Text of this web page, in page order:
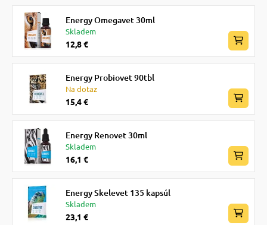
Energy Omegavet 30ml
Skladem
12,8 €
Energy Probiovet 90tbl
Na dotaz
15,4 €
Energy Renovet 30ml
Skladem
16,1 €
Energy Skelevet 135 kapsúl
Skladem
23,1 €